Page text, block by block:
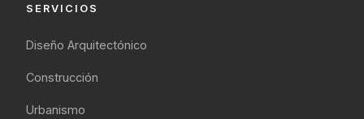
SERVICIOS
Diseño Arquitectónico
Construcción
Urbanismo